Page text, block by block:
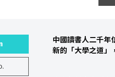
中國讀書人二千年
新的「大學之道」